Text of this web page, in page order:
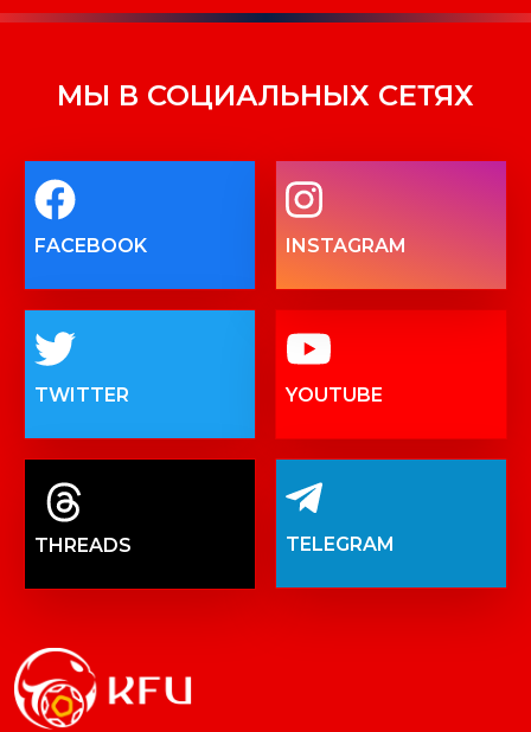
МЫ В СОЦИАЛЬНЫХ СЕТЯХ
FACEBOOK INSTAGRAM
TWITTER YOUTUBE
THREADS TELEGRAM